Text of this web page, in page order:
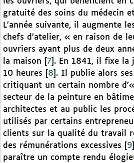
gratuité des soins du médecin
L’année suivante, il augmente
chefs d’atelier, « en raison de
ouvriers ayant plus de deux
la maison
7 . En 1841, il fixe la
10 heures
8 . Il publie alors
critiquant un certain nombre
secteur de la peinture en
architectes et au public les
utilisés par certains
clients sur la qualité du travail
des rémunérations excessives
9
paraître un compte rendu